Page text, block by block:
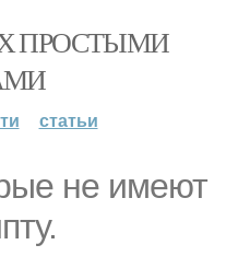
ПРОСТЫМИ
статьи
не имеют